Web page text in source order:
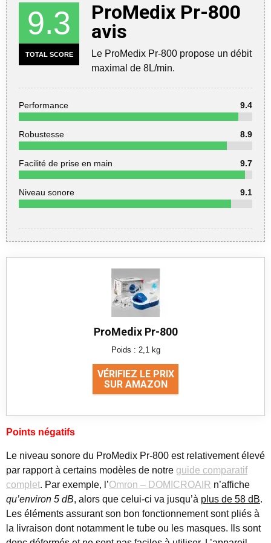
9.3
TOTAL SCORE
ProMedix Pr-800
avis
Le ProMedix Pr-800 propose un débit
maximal de 8L/min.
Performance 9.4
Robustesse 8.9
Facilité de prise en main 9.7
Niveau sonore 9.1
ProMedix Pr-800
Poids : 2,1 kg
VÉRIFIEZ LE PRIX
SUR AMAZON
Points négatifs
Le niveau sonore du ProMedix Pr-800 est relativement élevé
par rapport à certains modèles de notre guide comparatif
complet. Par exemple, l’Omron – DOMICROAIR n’affiche
qu’environ 5 dB, alors que celui-ci va jusqu’à plus de 58 dB.
Les éléments assurant son bon fonctionnement sont pliés à
la livraison dont notamment le tube ou les masques. Ils sont